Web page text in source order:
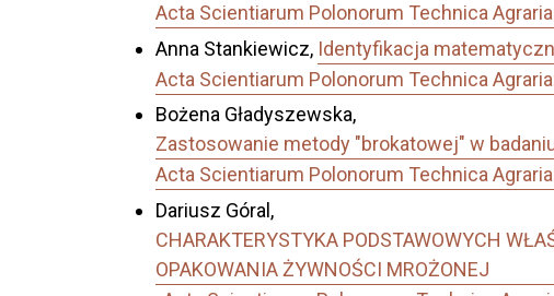
Acta Scientiarum Polonorum Technica
Anna Stankiewicz, Identyfikacja
Acta Scientiarum Polonorum Technica
Bożena Gładyszewska,
Zastosowanie metody "brokatowej" w
Acta Scientiarum Polonorum Technica
Dariusz Góral,
CHARAKTERYSTYKA PODSTAWOWYCH
OPAKOWANIA ŻYWNOŚCI MROŻONEJ